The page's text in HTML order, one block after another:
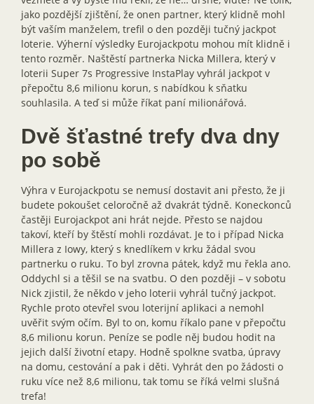
jako pozdější zjištění, že onen partner, který klidně mohl
být vaším manželem, trefil o den později tučný jackpot
loterie. Výherní výsledky Eurojackpotu mohou mít klidně i
tento rozměr. Naštěstí partnerka Nicka Millera, který v
loterii Super 7s Progressive InstaPlay vyhrál jackpot v
přepočtu 8,6 milionu korun, s nabídkou k sňatku
souhlasila. A teď si může říkat paní milionářová.
Dvě šťastné trefy dva dny
po sobě
Výhra v Eurojackpotu se nemusí dostavit ani přesto, že ji
budete pokoušet celoročně až dvakrát týdně. Koneckonců
častěji Eurojackpot ani hrát nejde. Přesto se najdou
takoví, kteří by štěstí mohli rozdávat. Je to i případ Nicka
Millera z Iowy, který s knedlíkem v krku žádal svou
partnerku o ruku. To byl zrovna pátek, když mu řekla ano.
Oddychl si a těšil se na svatbu. O den později – v sobotu
Nick zjistil, že někdo v jeho loterii vyhrál tučný jackpot.
Rychle proto otevřel svou loterijní aplikaci a nemohl
uvěřit svým očím. Byl to on, komu říkalo pane v přepočtu
8,6 milionu korun. Peníze se podle něj budou hodit na
jejich další životní etapy. Hodně spolkne svatba, úpravy
na domu, cestování a pak i děti. Vyhrát den po žádosti o
ruku více než 8,6 milionu, tak tomu se říká velmi slušná
trefa!